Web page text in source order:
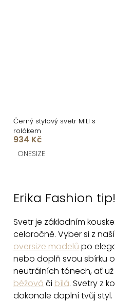
Černý stylový svetr MILI s
rolákem
934 Kč
ONESIZE
l
Erika Fashion tip!
Svetr je základním
celoročně. Vyber si z
oversize modelů po
nebo doplň svou sbírku
neutrálních tónech, ať
béžová či bílá. Svetry z
dokonale doplní tvůj styl.